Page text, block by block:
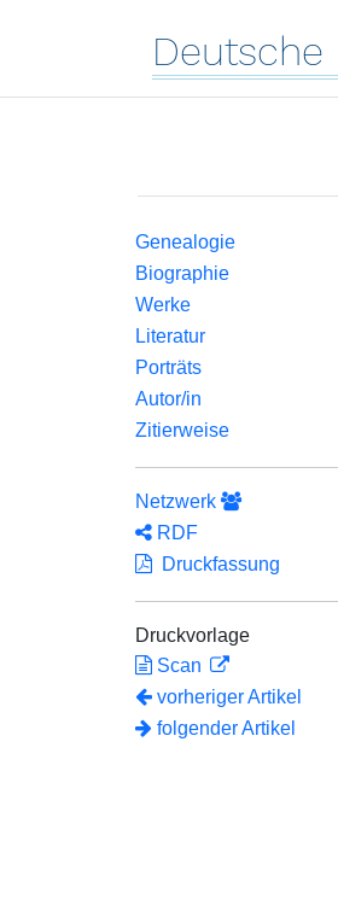
Deutsche
Genealogie
Biographie
Werke
Literatur
Porträts
Autor/in
Zitierweise
Netzwerk
RDF
Druckfassung
Druckvorlage
Scan
vorheriger Artikel
folgender Artikel